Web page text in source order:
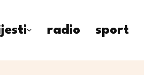
radio sport